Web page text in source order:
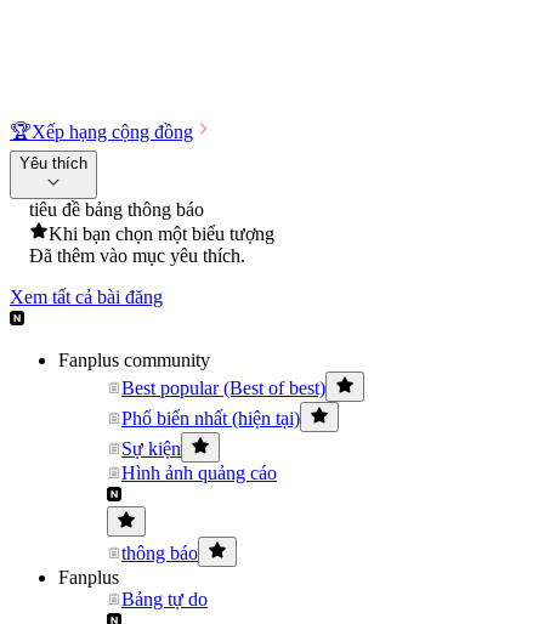
🏆Xếp hạng cộng đồng
Yêu thích
tiêu đề bảng thông báo
Khi bạn chọn một biểu tượng
Đã thêm vào mục yêu thích.
Xem tất cả bài đăng
Fanplus community
Best popular (Best of best)
Phổ biến nhất (hiện tại)
Sự kiện
Hình ảnh quảng cáo
thông báo
Fanplus
Bảng tự do